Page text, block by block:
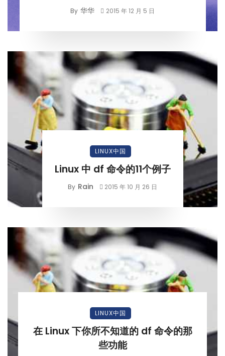
By 华华 2015 年 12 月 5 日
LINUX中国
Linux 中 df 命令的11个例子
By Rain 2015 年 10 月 26 日
LINUX中国
在 Linux 下你所不知道的 df 命令的那
些功能